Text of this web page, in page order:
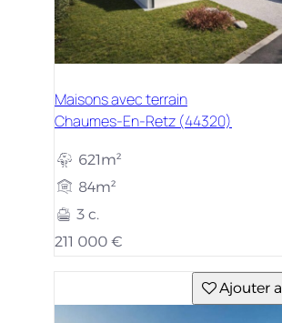
Maisons avec terrain
Chaumes-En-Retz (44320)
621m²
84m²
3 c.
211 000 €
Ajouter